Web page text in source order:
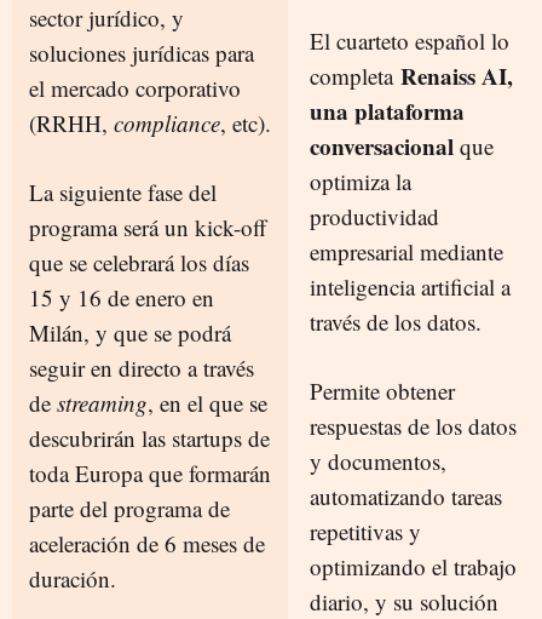
sector jurídico, y
soluciones jurídicas para
el mercado corporativo
(RRHH, compliance, etc).
La siguiente fase del
programa será un kick-off
que se celebrará los días
15 y 16 de enero en
Milán, y que se podrá
seguir en directo a través
de streaming, en el que se
descubrirán las startups de
toda Europa que formarán
parte del programa de
aceleración de 6 meses de
duración.
El cuarteto español lo
completa Renaiss AI,
una plataforma
conversacional que
optimiza la
productividad
empresarial mediante
inteligencia artificial a
través de los datos.
Permite obtener
respuestas de los datos
y documentos,
automatizando tareas
repetitivas y
optimizando el trabajo
diario, y su solución